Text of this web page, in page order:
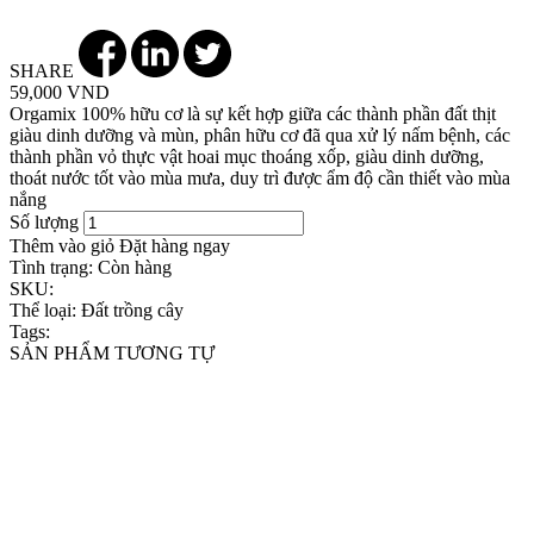
SHARE
59,000 VND
Orgamix 100% hữu cơ là sự kết hợp giữa các thành phần đất thịt
giàu dinh dưỡng và mùn, phân hữu cơ đã qua xử lý nấm bệnh, các
thành phần vỏ thực vật hoai mục thoáng xốp, giàu dinh dưỡng,
thoát nước tốt vào mùa mưa, duy trì được ẩm độ cần thiết vào mùa
nắng
Số lượng
Thêm vào giỏ Đặt hàng ngay
Tình trạng: Còn hàng
SKU:
Thể loại: Đất trồng cây
Tags:
SẢN PHẨM TƯƠNG TỰ